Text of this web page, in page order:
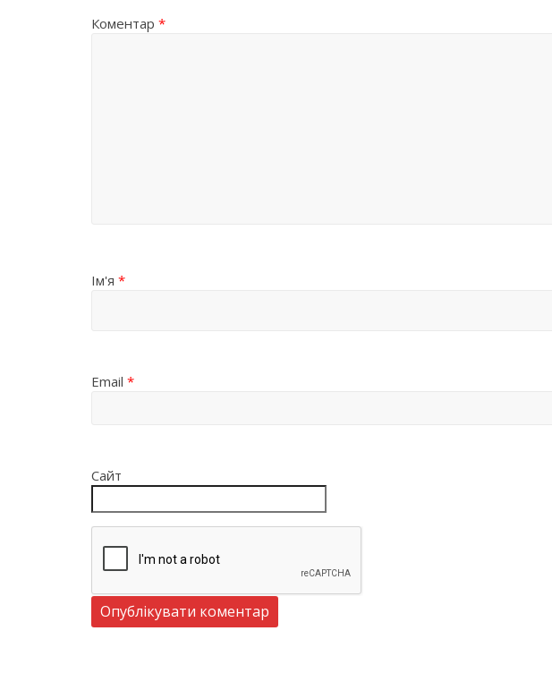
Коментар *
Ім'я *
Email *
Сайт